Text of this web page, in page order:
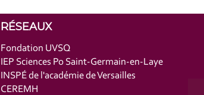
RÉSEAUX
Fondation UVSQ
IEP Sciences Po Saint-Germain-en-Laye
INSPÉ de l'académie de Versailles
CEREMH